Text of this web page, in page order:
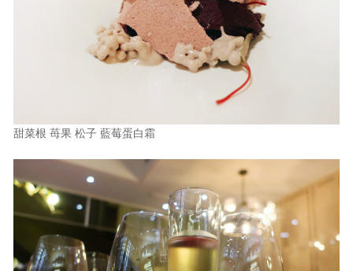
甜菜根 苺果 松子 藍莓蛋白霜